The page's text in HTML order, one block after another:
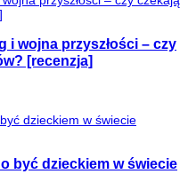
i wojna przyszłości – czy
[recenzja]
być dzieckiem w świecie